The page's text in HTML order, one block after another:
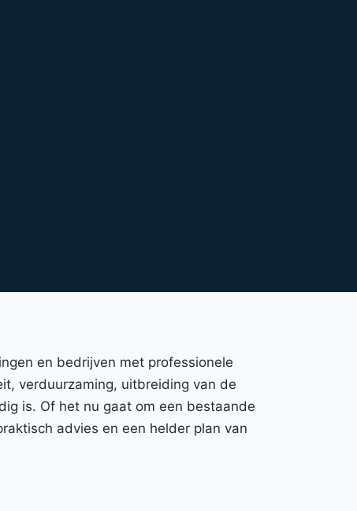
en bedrijven met professionele
verduurzaming, uitbreiding van de
is. Of het nu gaat om een bestaande
advies en een helder plan van